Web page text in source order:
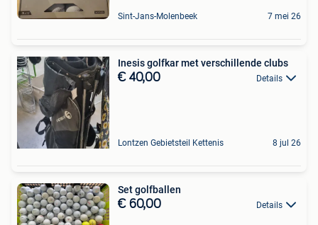
Sint-Jans-Molenbeek 7 mei 26
Inesis golfkar met verschillende clubs
€ 40,00 Details
Lontzen Gebietsteil Kettenis 8 jul 26
Set golfballen
€ 60,00 Details